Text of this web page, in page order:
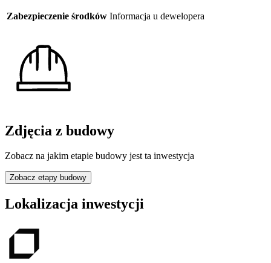
Zabezpieczenie środków Informacja u dewelopera
Zdjęcia z budowy
Zobacz na jakim etapie budowy jest ta inwestycja
Zobacz etapy budowy
Lokalizacja inwestycji